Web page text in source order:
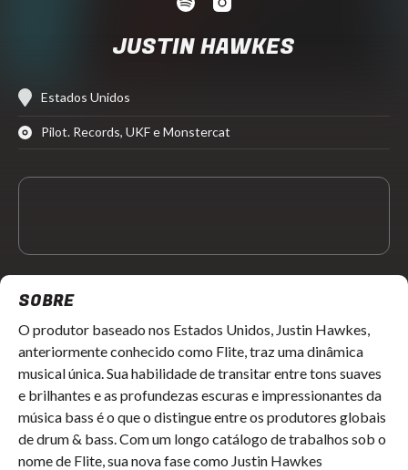
JUSTIN HAWKES
Estados Unidos
Pilot. Records, UKF e Monstercat
SOBRE
O produtor baseado nos Estados Unidos, Justin Hawkes,
anteriormente conhecido como Flite, traz uma dinâmica
musical única. Sua habilidade de transitar entre tons suaves
e brilhantes e as profundezas escuras e impressionantes da
música bass é o que o distingue entre os produtores globais
de drum & bass. Com um longo catálogo de trabalhos sob o
nome de Flite, sua nova fase como Justin Hawkes